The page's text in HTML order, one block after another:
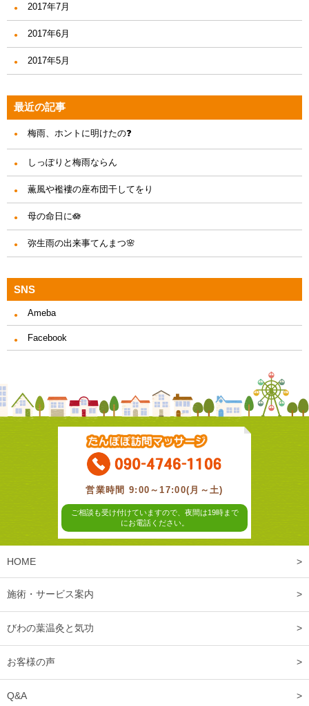
2017年7月
2017年6月
2017年5月
最近の記事
梅雨、ホントに明けたの❓
しっぽりと梅雨ならん
薫風や襤褸の座布団干してをり
母の命日に🪷
弥生雨の出来事てんまつ🌸
SNS
Ameba
Facebook
営業時間 9:00～17:00(月～土)
ご相談も受け付けていますので、夜間は19時まで
にお電話ください。
HOME
施術・サービス案内
びわの葉温灸と気功
お客様の声
Q&A